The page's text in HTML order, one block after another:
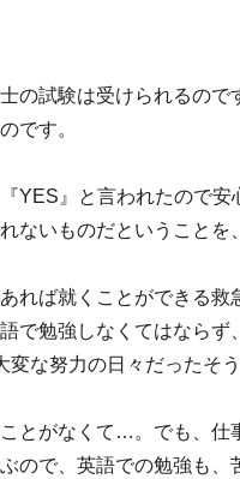
の試験は受けられるの
です。
YES』と言われたので安
ないものだということを
れば就くことができる
で勉強しなくてはなら
な努力の日々だったそう
とがなくて…。でも、仕
ので、英語での勉強も